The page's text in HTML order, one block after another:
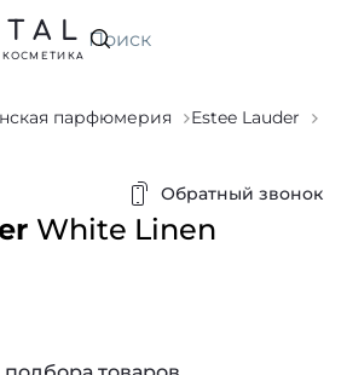
Искать
парфюмерия
Estee Lauder
Обратный звонок
White Linen